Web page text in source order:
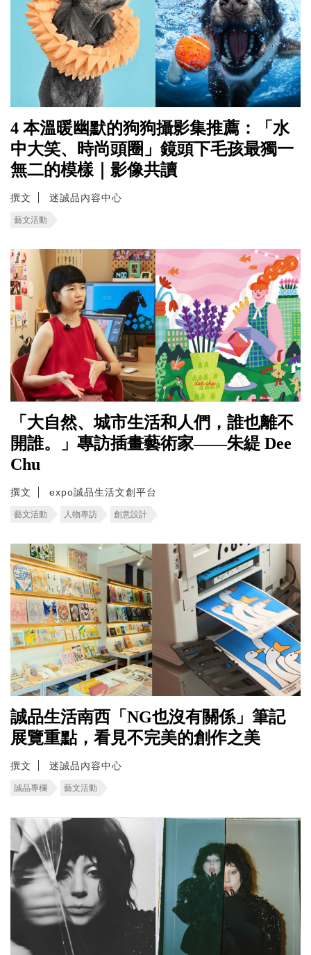
4 本溫暖幽默的狗狗攝影集推薦：「水
中大笑、時尚頭圈」鏡頭下毛孩最獨一
無二的模樣｜影像共讀
撰文 迷誠品內容中心
藝文活動
「大自然、城市生活和人們，誰也離不
開誰。」專訪插畫藝術家——朱緹 Dee
Chu
撰文 expo誠品生活文創平台
藝文活動 人物專訪 創意設計
誠品生活南西「NG也沒有關係」筆記
展覽重點，看見不完美的創作之美
撰文 迷誠品內容中心
誠品專欄 藝文活動